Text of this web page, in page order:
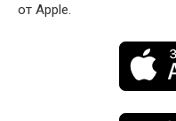
от Apple.